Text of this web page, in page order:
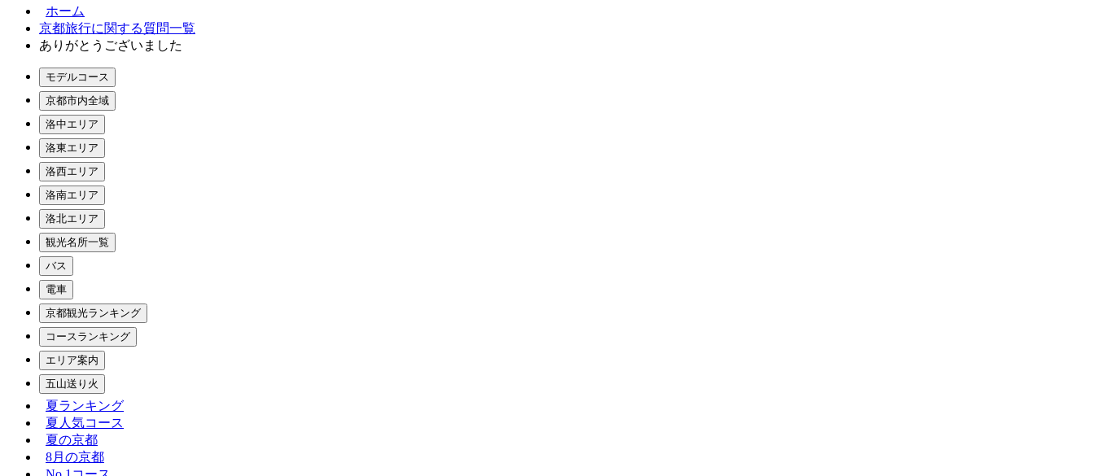
ホーム
京都旅行に関する質問一覧
ありがとうございました
モデルコース
京都市内全域
洛中エリア
洛東エリア
洛西エリア
洛南エリア
洛北エリア
観光名所一覧
バス
電車
京都観光ランキング
コースランキング
エリア案内
五山送り火
夏ランキング
夏人気コース
夏の京都
8月の京都